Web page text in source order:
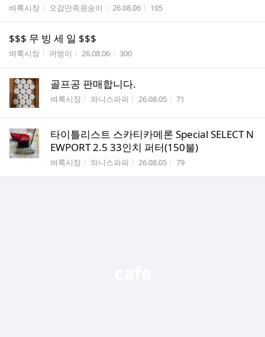
게시판명
벼룩시장 작성자
오감만족원숭이 작성시간
26.08.06 조회수
105
$$$ 무 빙 세 일 $$$
게시판명
벼룩시장 작성자
꺼벙이 작성시간
26.08.06 조회수
300
골프공 판매합니다.
게시판명
벼룩시장 작성자
와니스파파 작성시간
26.08.05 조회수
71
타이틀리스트 스카티카메론 Special SELECT N
EWPORT 2.5 33인치 퍼터(150불)
게시판명
벼룩시장 작성자
와니스파파 작성시간
26.08.05 조회수
79